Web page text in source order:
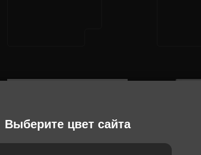
Выберите цвет сайта